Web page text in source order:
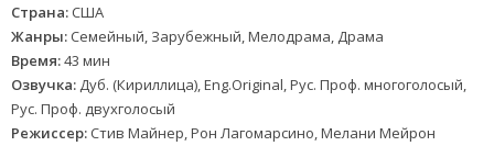
Страна: США
Жанры: Семейный, Зарубежный, Мелодрама, Драма
Время:43 мин
Озвучка: Дуб. (Кириллица), Eng.Original, Рус. Проф. многоголосый,
Рус. Проф. двухголосый
Режиссер: Стив Майнер, Рон Лагомарсино, Мелани Мейрон